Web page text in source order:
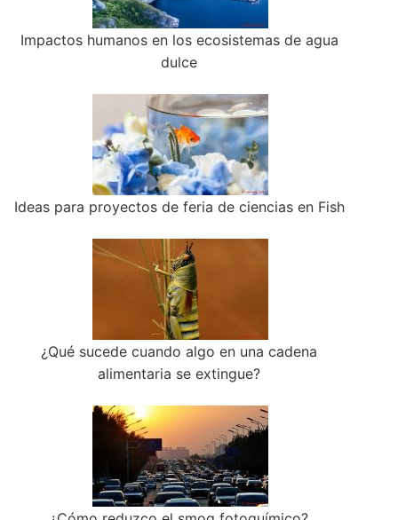
Impactos humanos en los ecosistemas de agua
dulce
Ideas para proyectos de feria de ciencias en Fish
¿Qué sucede cuando algo en una cadena
alimentaria se extingue?